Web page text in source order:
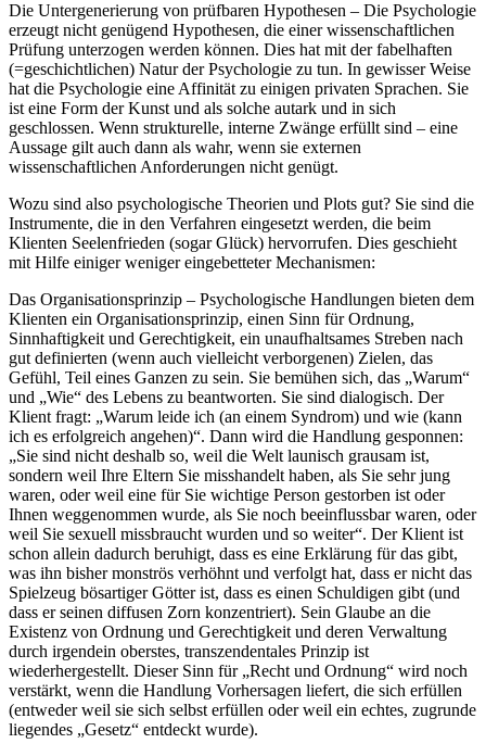
Die Untergenerierung von prüfbaren Hypothesen – Die Psychologie
erzeugt nicht genügend Hypothesen, die einer wissenschaftlichen
Prüfung unterzogen werden können. Dies hat mit der fabelhaften
(=geschichtlichen) Natur der Psychologie zu tun. In gewisser Weise
hat die Psychologie eine Affinität zu einigen privaten Sprachen. Sie
ist eine Form der Kunst und als solche autark und in sich
geschlossen. Wenn strukturelle, interne Zwänge erfüllt sind – eine
Aussage gilt auch dann als wahr, wenn sie externen
wissenschaftlichen Anforderungen nicht genügt.
Wozu sind also psychologische Theorien und Plots gut? Sie sind die
Instrumente, die in den Verfahren eingesetzt werden, die beim
Klienten Seelenfrieden (sogar Glück) hervorrufen. Dies geschieht
mit Hilfe einiger weniger eingebetteter Mechanismen:
Das Organisationsprinzip – Psychologische Handlungen bieten dem
Klienten ein Organisationsprinzip, einen Sinn für Ordnung,
Sinnhaftigkeit und Gerechtigkeit, ein unaufhaltsames Streben nach
gut definierten (wenn auch vielleicht verborgenen) Zielen, das
Gefühl, Teil eines Ganzen zu sein. Sie bemühen sich, das „Warum“
und „Wie“ des Lebens zu beantworten. Sie sind dialogisch. Der
Klient fragt: „Warum leide ich (an einem Syndrom) und wie (kann
ich es erfolgreich angehen)“. Dann wird die Handlung gesponnen:
„Sie sind nicht deshalb so, weil die Welt launisch grausam ist,
sondern weil Ihre Eltern Sie misshandelt haben, als Sie sehr jung
waren, oder weil eine für Sie wichtige Person gestorben ist oder
Ihnen weggenommen wurde, als Sie noch beeinflussbar waren, oder
weil Sie sexuell missbraucht wurden und so weiter“. Der Klient ist
schon allein dadurch beruhigt, dass es eine Erklärung für das gibt,
was ihn bisher monströs verhöhnt und verfolgt hat, dass er nicht das
Spielzeug bösartiger Götter ist, dass es einen Schuldigen gibt (und
dass er seinen diffusen Zorn konzentriert). Sein Glaube an die
Existenz von Ordnung und Gerechtigkeit und deren Verwaltung
durch irgendein oberstes, transzendentales Prinzip ist
wiederhergestellt. Dieser Sinn für „Recht und Ordnung“ wird noch
verstärkt, wenn die Handlung Vorhersagen liefert, die sich erfüllen
(entweder weil sie sich selbst erfüllen oder weil ein echtes, zugrunde
liegendes „Gesetz“ entdeckt wurde).